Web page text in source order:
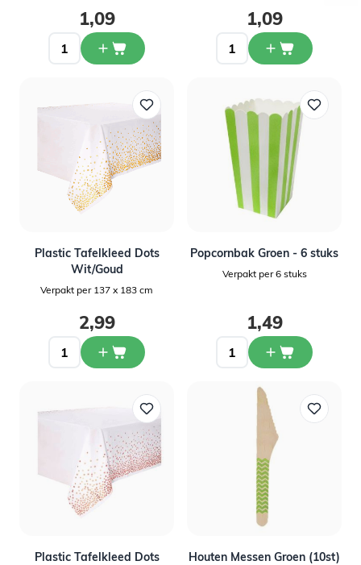
1,09 1,09
Plastic Tafelkleed Dots
Wit/Goud
Verpakt per 137 x 183 cm
2,99
Popcornbak Groen - 6 stuks
Verpakt per 6 stuks
1,49
Plastic Tafelkleed Dots
Houten Messen Groen (10st)